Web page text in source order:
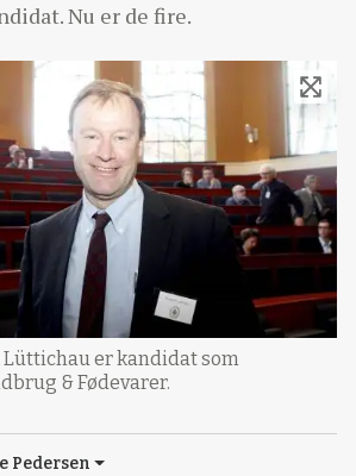
Nu er de fire.
er kandidat som
& Fødevarer.
Pedersen